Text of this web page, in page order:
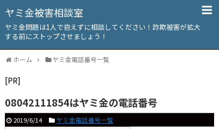
ヤミ金被害相談室
ヤミ金問題は1人で抱えずに相談してください！詐欺被害が拡大
する前にストップさせましょう！
ホーム ヤミ金電話番号一覧
[PR]
08042111854はヤミ金の電話番号
2019/6/14 ヤミ金電話番号一覧